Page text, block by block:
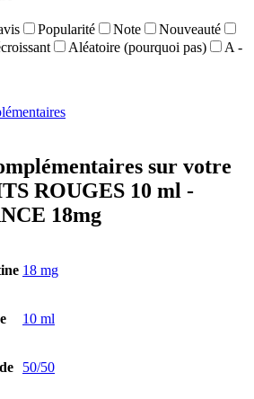
Popularité Note
Nouveauté
Aléatoire (pourquoi pas)
A -
sur votre
ROUGES 10 ml -
18mg
18 mg
10 ml
50/50